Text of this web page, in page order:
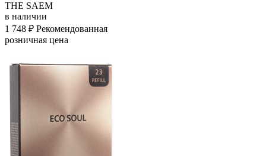
THE SAEM
в наличии
1 748 ₽ Рекомендованная
розничная цена